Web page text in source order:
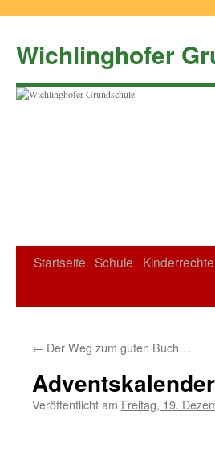
springen
Wichlinghofer
Startseite Schule Kinderrechte
← Der Weg zum guten Buch…
Veröffentlicht am Freitag, 19.